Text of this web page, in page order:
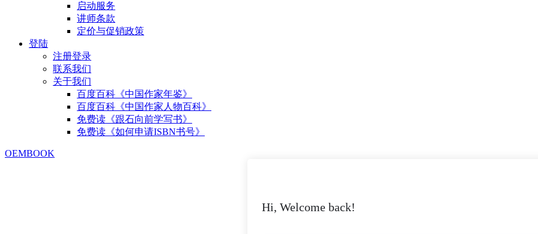
启动服务
讲师条款
定价与促销政策
登陆
注册登录
联系我们
关于我们
百度百科《中国作家年鉴》
百度百科《中国作家人物百科》
免费读《跟石向前学写书》
免费读《如何申请ISBN书号》
OEMBOOK
Hi, Welcome back!